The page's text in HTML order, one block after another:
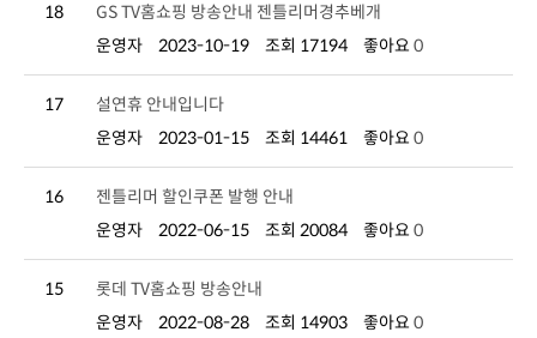
18
GS TV홈쇼핑 방송안내 젠틀리머경추베개
운영자
2023-10-19 조회 17194 좋아요 0
17
설연휴 안내입니다
운영자
2023-01-15 조회 14461 좋아요 0
16
젠틀리머 할인쿠폰 발행 안내
운영자
2022-06-15 조회 20084 좋아요 0
15
롯데 TV홈쇼핑 방송안내
운영자
2022-08-28 조회 14903 좋아요 0